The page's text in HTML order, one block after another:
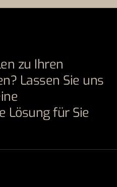
zu Ihren
Lassen Sie uns
Lösung für Sie